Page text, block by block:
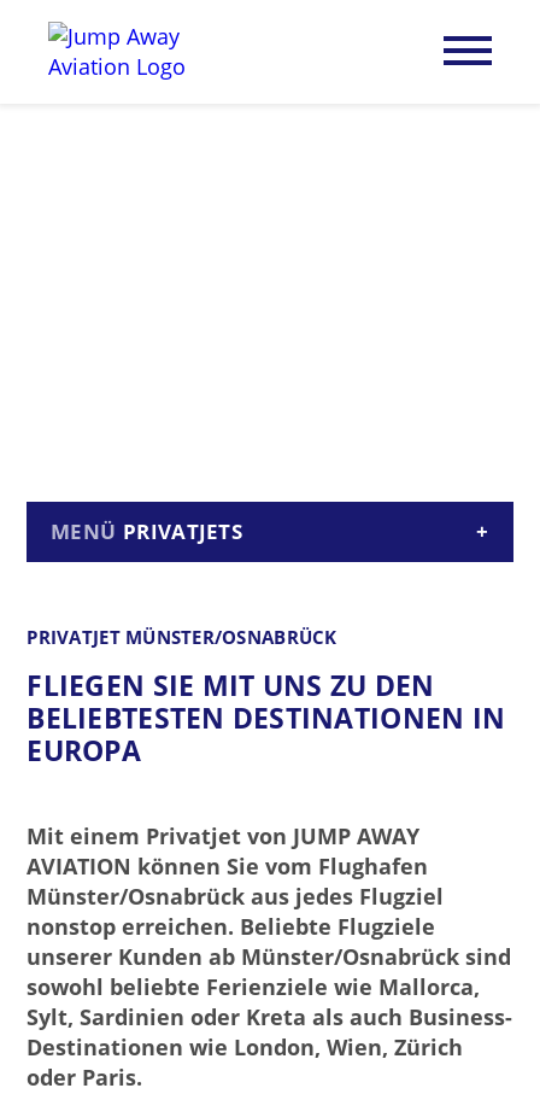
PRIVATJETS
PRIVATJET MÜNSTER/OSNABRÜCK
FLIEGEN SIE MIT UNS ZU DEN
BELIEBTESTEN DESTINATIONEN IN
EUROPA
Mit einem Privatjet von JUMP AWAY
AVIATION können Sie vom Flughafen
Münster/Osnabrück aus jedes Flugziel
nonstop erreichen. Beliebte Flugziele
unserer Kunden ab Münster/Osnabrück sind
sowohl beliebte Ferienziele wie Mallorca,
Sylt, Sardinien oder Kreta als auch Business-
Destinationen wie London, Wien, Zürich
oder Paris.